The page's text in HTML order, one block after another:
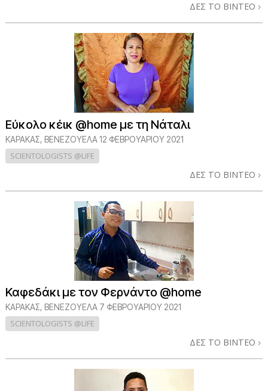
ΔΕΣ ΤΟ ΒΙΝΤΕΟ
Εύκολο κέικ @home με τη Νάταλι
ΚΑΡΑΚΑΣ, ΒΕΝΕΖΟΥΕΛΑ12 ΦΕΒΡΟΥΑΡΙΟΥ 2021
SCIENTOLOGISTS @LIFE
ΔΕΣ ΤΟ ΒΙΝΤΕΟ
Καφεδάκι με τον Φερνάντο @home
ΚΑΡΑΚΑΣ, ΒΕΝΕΖΟΥΕΛΑ 7 ΦΕΒΡΟΥΑΡΙΟΥ 2021
SCIENTOLOGISTS @LIFE
ΔΕΣ ΤΟ ΒΙΝΤΕΟ